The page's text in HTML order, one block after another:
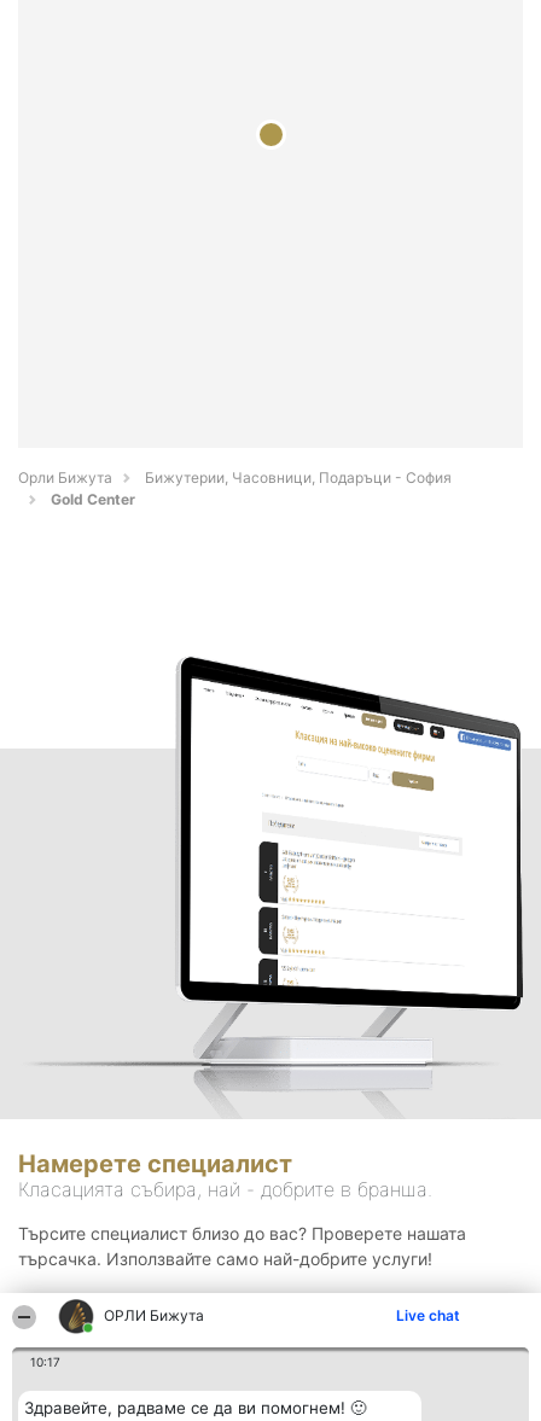
ОРЛИ Бижута Live chat
10:17
Здравейте, радваме се да ви помогнем! 🙂
Орли Бижута
Бижутерии, Часовници, Подаръци - София
Gold Center
Намерете специалист
Класацията събира, най - добрите в бранша.
Търсите специалист близо до вас? Проверете нашата
търсачка. Използвайте само най-добрите услуги!